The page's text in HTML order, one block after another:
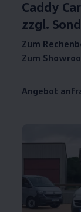
Caddy
zzgl.
Zum
Zum
Angebot